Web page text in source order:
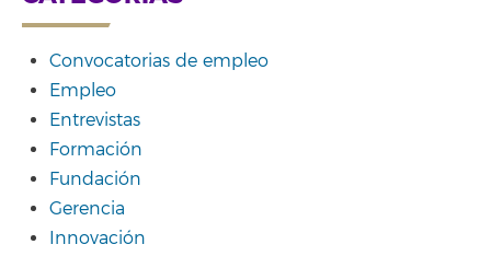
Convocatorias de empleo
Empleo
Entrevistas
Formación
Fundación
Gerencia
Innovación